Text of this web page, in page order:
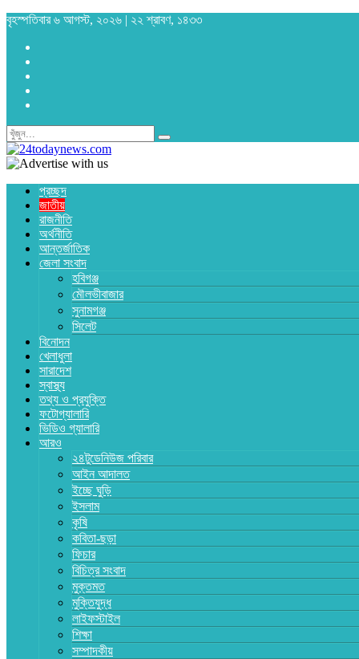
বৃহস্পতিবার ৬ আগস্ট, ২০২৬ | ২২ শ্রাবণ, ১৪৩৩
প্রচ্ছদ
জাতীয়
রাজনীতি
অর্থনীতি
আন্তর্জাতিক
জেলা সংবাদ
হবিগঞ্জ
মৌলভীবাজার
সুনামগঞ্জ
সিলেট
বিনোদন
খেলাধুলা
সারাদেশ
স্বাস্থ্য
তথ্য ও প্রযুক্তি
ফটোগ্যালারি
ভিডিও গ্যালারি
আরও
২৪টুডেনিউজ পরিবার
আইন আদালত
ইচ্ছে ঘুড়ি
ইসলাম
কৃষি
কবিতা-ছড়া
ফিচার
বিচিত্র সংবাদ
মুক্তমত
মুক্তিযুদ্ধ
লাইফস্টাইল
শিক্ষা
সম্পাদকীয়